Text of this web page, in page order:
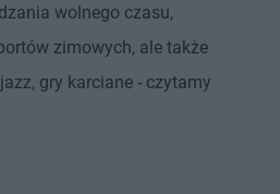
wolnego czasu,
zimowych, ale także
gry karciane - czytamy